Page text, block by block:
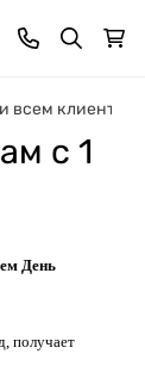
всем клиентам
с 1
День
получает